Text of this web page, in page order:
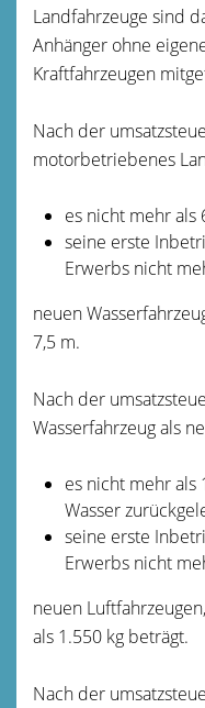
Landfahrzeuge sind
Anhänger ohne
Kraftfahrzeugen
Nach der
motorbetriebenes
es nicht mehr als
seine erste
Erwerbs nicht
neuen
7,5 m.
Nach der
Wasserfahrzeug als
es nicht mehr
Wasser
seine erste
Erwerbs nicht
neuen
als 1.550 kg beträgt.
Nach der